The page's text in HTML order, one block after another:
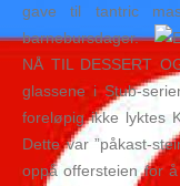
gave til tantric
barnebursdager.
NÅ TIL DESSERT
glassene i Stub-
foreløpig ikke lyktes
Dette var ”påkast-
oppå offersteien for